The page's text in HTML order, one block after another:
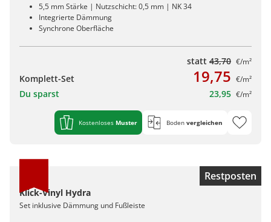
5,5 mm Stärke | Nutzschicht: 0,5 mm | NK 34
Integrierte Dämmung
Synchrone Oberfläche
statt 43,70 €/m²
Komplett-Set 19,75 €/m²
Du sparst 23,95 €/m²
Kostenloses Muster Boden vergleichen
Restposten
Klick-Vinyl Hydra
Set inklusive Dämmung und Fußleiste